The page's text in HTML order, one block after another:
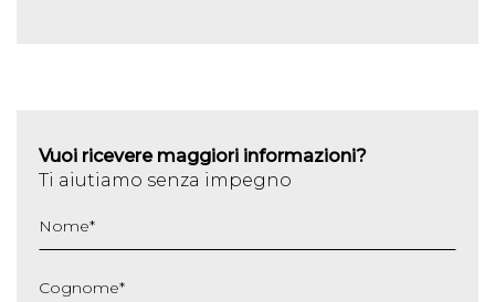
Vuoi ricevere maggiori informazioni?
Ti aiutiamo senza impegno
Nome*
Cognome*